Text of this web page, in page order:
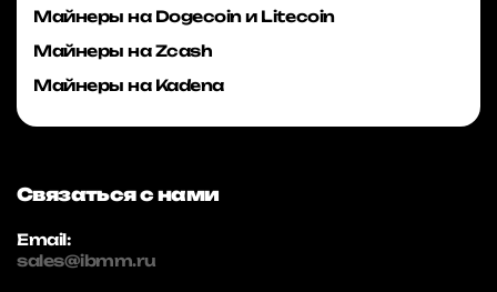
Майнеры на Dogecoin и Litecoin
Майнеры на Zcash
Майнеры на Kadena
Связаться с нами
Email:
sales@ibmm.ru